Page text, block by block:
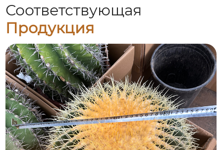
Соответствующая
Продукция